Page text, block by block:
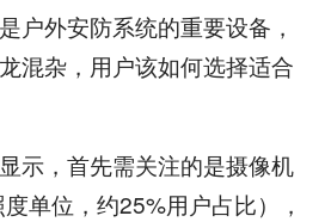
外安防系统的重要设备，
混杂，用户该如何选择适合
，首先需关注的是摄像机
单位，约25%用户占比），